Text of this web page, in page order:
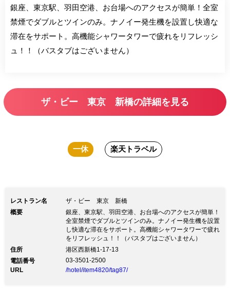
銀座、東京駅、羽田空港、お台場へのアクセスが簡単！全室
禁煙でダブルとツインのみ。ナノイー発生機を設置し快適な
滞在をサポート。高機能シャワータワーで疲れをリフレッシ
ュ！！（バスタブはございません）
ザ・ビー 東京 新橋の詳細を見る
一休 楽天トラベル
レストラン名
ザ・ビー 東京 新橋
概要
銀座、東京駅、羽田空港、お台場へのアクセスが簡単！
全室禁煙でダブルとツインのみ。ナノイー発生機を設置
し快適な滞在をサポート。高機能シャワータワーで疲れ
をリフレッシュ！！（バスタブはございません）
住所
港区西新橋1-17-13
電話番号
03-3501-2500
URL
/hotel/item4820/tag87/